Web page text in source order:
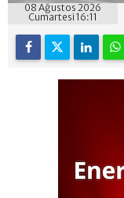
08 Ağustos 2026
Cumartesi 16:11